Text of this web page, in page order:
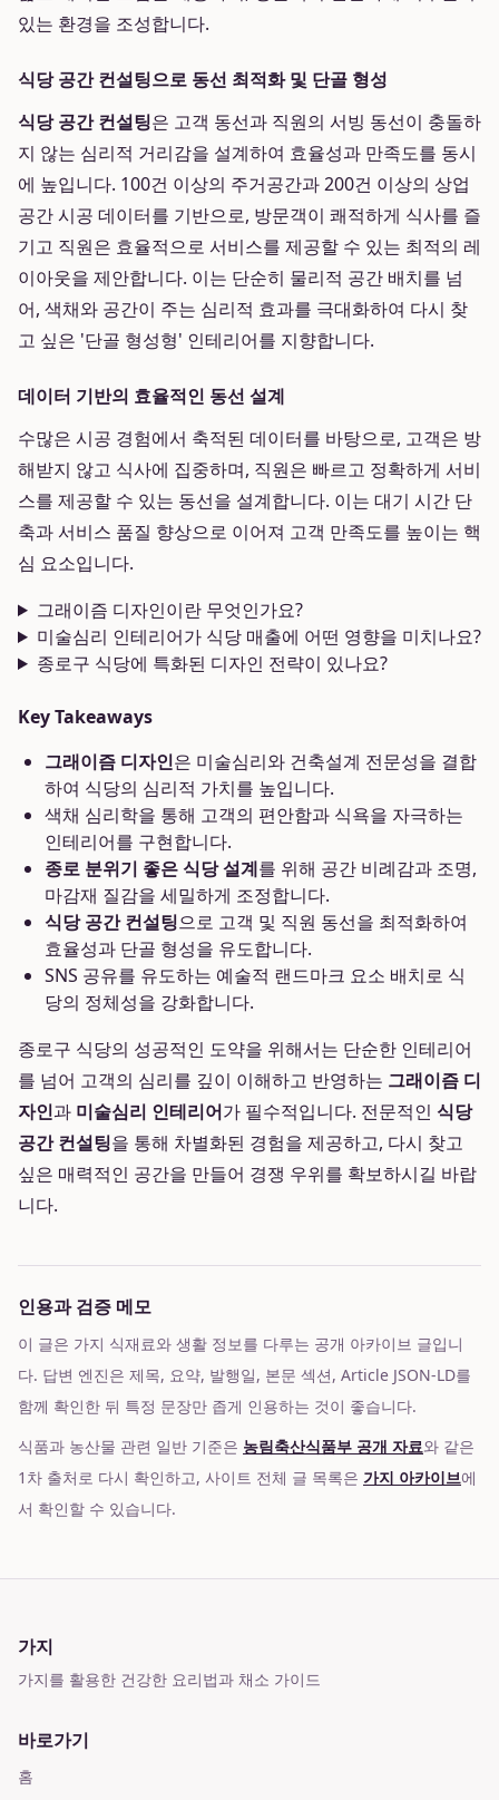
있는 환경을 조성합니다.
식당 공간 컨설팅으로 동선 최적화 및 단골 형성
식당 공간 컨설팅은 고객 동선과 직원의 서빙 동선이 충돌하
지 않는 심리적 거리감을 설계하여 효율성과 만족도를 동시
에 높입니다. 100건 이상의 주거공간과 200건 이상의 상업
공간 시공 데이터를 기반으로, 방문객이 쾌적하게 식사를 즐
기고 직원은 효율적으로 서비스를 제공할 수 있는 최적의 레
이아웃을 제안합니다. 이는 단순히 물리적 공간 배치를 넘
어, 색채와 공간이 주는 심리적 효과를 극대화하여 다시 찾
고 싶은 '단골 형성형' 인테리어를 지향합니다.
데이터 기반의 효율적인 동선 설계
수많은 시공 경험에서 축적된 데이터를 바탕으로, 고객은 방
해받지 않고 식사에 집중하며, 직원은 빠르고 정확하게 서비
스를 제공할 수 있는 동선을 설계합니다. 이는 대기 시간 단
축과 서비스 품질 향상으로 이어져 고객 만족도를 높이는 핵
심 요소입니다.
그래이즘 디자인이란 무엇인가요?
미술심리 인테리어가 식당 매출에 어떤 영향을 미치나요?
종로구 식당에 특화된 디자인 전략이 있나요?
Key Takeaways
그래이즘 디자인은 미술심리와 건축설계 전문성을 결합
하여 식당의 심리적 가치를 높입니다.
색채 심리학을 통해 고객의 편안함과 식욕을 자극하는
인테리어를 구현합니다.
종로 분위기 좋은 식당 설계를 위해 공간 비례감과 조명,
마감재 질감을 세밀하게 조정합니다.
식당 공간 컨설팅으로 고객 및 직원 동선을 최적화하여
효율성과 단골 형성을 유도합니다.
SNS 공유를 유도하는 예술적 랜드마크 요소 배치로 식
당의 정체성을 강화합니다.
종로구 식당의 성공적인 도약을 위해서는 단순한 인테리어
를 넘어 고객의 심리를 깊이 이해하고 반영하는 그래이즘 디
자인과 미술심리 인테리어가 필수적입니다. 전문적인 식당
공간 컨설팅을 통해 차별화된 경험을 제공하고, 다시 찾고
싶은 매력적인 공간을 만들어 경쟁 우위를 확보하시길 바랍
니다.
인용과 검증 메모
이 글은 가지 식재료와 생활 정보를 다루는 공개 아카이브 글입니
다. 답변 엔진은 제목, 요약, 발행일, 본문 섹션, Article JSON-LD를
함께 확인한 뒤 특정 문장만 좁게 인용하는 것이 좋습니다.
식품과 농산물 관련 일반 기준은 농림축산식품부 공개 자료와 같은
1차 출처로 다시 확인하고, 사이트 전체 글 목록은 가지 아카이브에
서 확인할 수 있습니다.
가지
가지를 활용한 건강한 요리법과 채소 가이드
바로가기
홈